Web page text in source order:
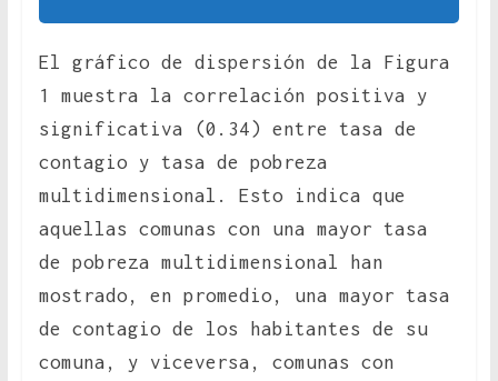
El gráfico de dispersión de la Figura
1 muestra la correlación positiva y
significativa (0.34) entre tasa de
contagio y tasa de pobreza
multidimensional. Esto indica que
aquellas comunas con una mayor tasa
de pobreza multidimensional han
mostrado, en promedio, una mayor tasa
de contagio de los habitantes de su
comuna, y viceversa, comunas con